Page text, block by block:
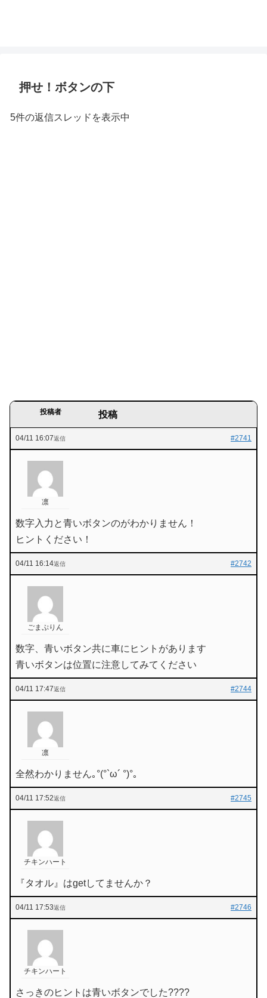
押せ！ボタンの下
5件の返信スレッドを表示中
投稿者 投稿
04/11 16:07 #2741
返信
凛
数字入力と青いボタンのがわかりません！
ヒントください！
04/11 16:14 #2742
返信
ごまぷりん
数字、青いボタン共に車にヒントがあります
青いボタンは位置に注意してみてください
04/11 17:47 #2744
返信
凛
全然わかりません｡°(°`ω´ °)°｡
04/11 17:52 #2745
返信
チキンハート
『タオル』はgetしてませんか？
04/11 17:53 #2746
返信
チキンハート
さっきのヒントは青いボタンでした????